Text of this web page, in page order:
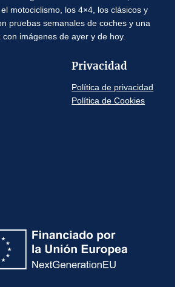
motociclismo, los 4×4, los clásicos y
pruebas semanales de coches y una
con imágenes de ayer y de hoy.
Privacidad
Política de privacidad
Política de Cookies